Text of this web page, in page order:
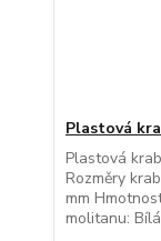
Plastová
Plastová
Rozměry
mm
molitanu: Bílá